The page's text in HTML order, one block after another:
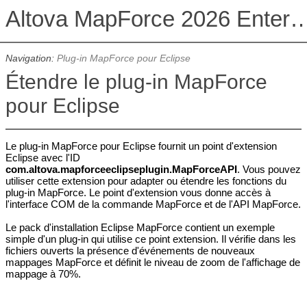
Altova MapForce 2026
Navigation: Plug-in MapForce pour Eclipse
Étendre le plug-in MapForce
pour Eclipse
Le plug-in MapForce pour Eclipse fournit un point d'extension
Eclipse avec l'ID
com.altova.mapforceeclipseplugin.MapForceAPI. Vous pouvez
utiliser cette extension pour adapter ou étendre les fonctions du
plug-in MapForce. Le point d'extension vous donne accès à
l'interface COM de la commande MapForce et de l'API MapForce.
Le pack d'installation Eclipse MapForce contient un exemple
simple d'un plug-in qui utilise ce point extension. Il vérifie dans les
fichiers ouverts la présence d'événements de nouveaux
mappages MapForce et définit le niveau de zoom de l'affichage de
mappage à 70%.